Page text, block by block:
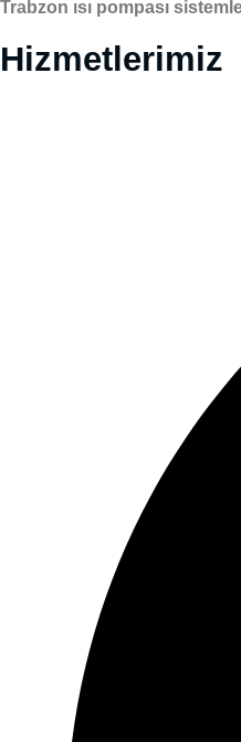
Trabzon ısı pompası
Hizmetlerimiz